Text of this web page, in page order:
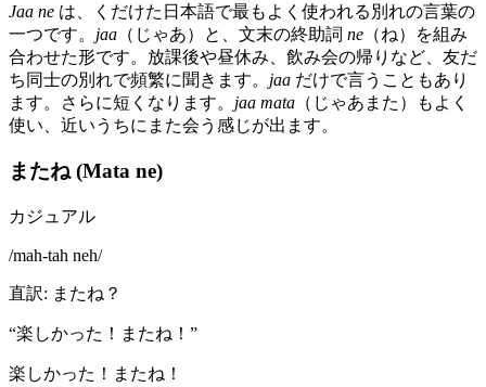
Jaa ne は、くだけた日本語で最もよく使われる別れの言葉の
一つです。 jaa （じゃあ）と、文末の終助詞 ne （ね）を組み
合わせた形です。放課後や昼休み、飲み会の帰りなど、友だ
ち同士の別れで頻繁に聞きます。 jaa だけで言うこともあり
ます。さらに短くなります。 jaa mata （じゃあまた）もよく
使い、近いうちにまた会う感じが出ます。
またね (Mata ne)
カジュアル
/mah-tah neh/
直訳: またね？
“楽しかった！またね！ ”
楽しかった！またね！